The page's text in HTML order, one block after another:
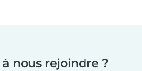
à nous rejoindre ?